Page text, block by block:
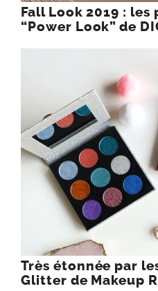
Fall Look 2019 :
“Power Look” de
Très étonnée par
Glitter de Makeup